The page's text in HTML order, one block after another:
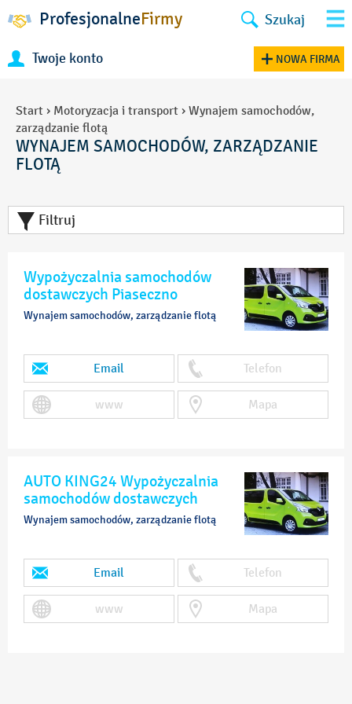
ProfesjonalneFirmy Szukaj
Twoje konto NOWA FIRMA
Start › Motoryzacja i transport › Wynajem samochodów,
zarządzanie flotą
WYNAJEM SAMOCHODÓW, ZARZĄDZANIE
FLOTĄ
Filtruj
Wypożyczalnia samochodów
dostawczych Piaseczno
Wynajem samochodów, zarządzanie flotą
Email Telefon
www Mapa
AUTO KING24 Wypożyczalnia
samochodów dostawczych
Wynajem samochodów, zarządzanie flotą
Email Telefon
www Mapa